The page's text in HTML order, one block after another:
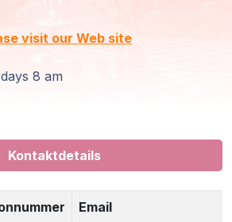
visit our Web site
8 am
Kontaktdetails
Email